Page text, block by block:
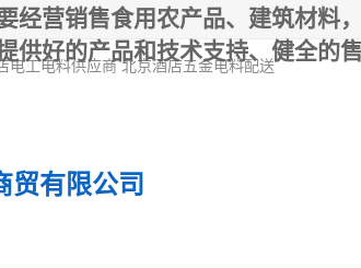
经营销售食用农产品、建筑材料
供好的产品和技术支持、健全的
贸有限公司
电工电料供应商 北京酒店五金电料配送